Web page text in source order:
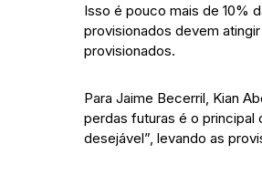
Isso é pouco mais de 10%
provisionados devem
provisionados.
Para Jaime Becerril, Kian
perdas futuras é o principal
desejável”, levando as